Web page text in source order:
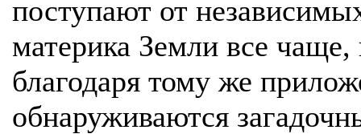
поступают от
материка Земли все
благодаря тому же
обнаруживаются